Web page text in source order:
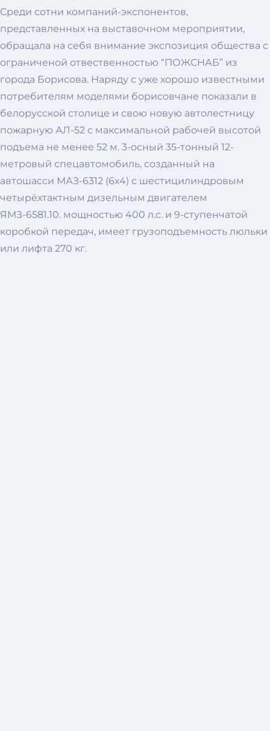
Среди сотни компаний-экспонентов,
представленных на выставочном мероприятии,
обращала на себя внимание экспозиция общества с
ограниченой отвественностью “ПОЖСНАБ” из
города Борисова. Наряду с уже хорошо известными
потребителям моделями борисовчане показали в
белорусской столице и свою новую автолестницу
пожарную АЛ-52 с максимальной рабочей высотой
подъема не менее 52 м. 3-осный 35-тонный 12-
метровый спецавтомобиль, созданный на
автошасси МАЗ-6312 (6х4) с шестицилиндровым
четырёхтактным дизельным двигателем
ЯМЗ-6581.10. мощностью 400 л.с. и 9-ступенчатой
коробкой передач, имеет грузоподъемность люльки
или лифта 270 кг.